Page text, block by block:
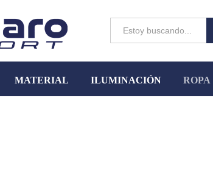
Toda la tienda
MATERIAL ILUMINACIÓN ROPA